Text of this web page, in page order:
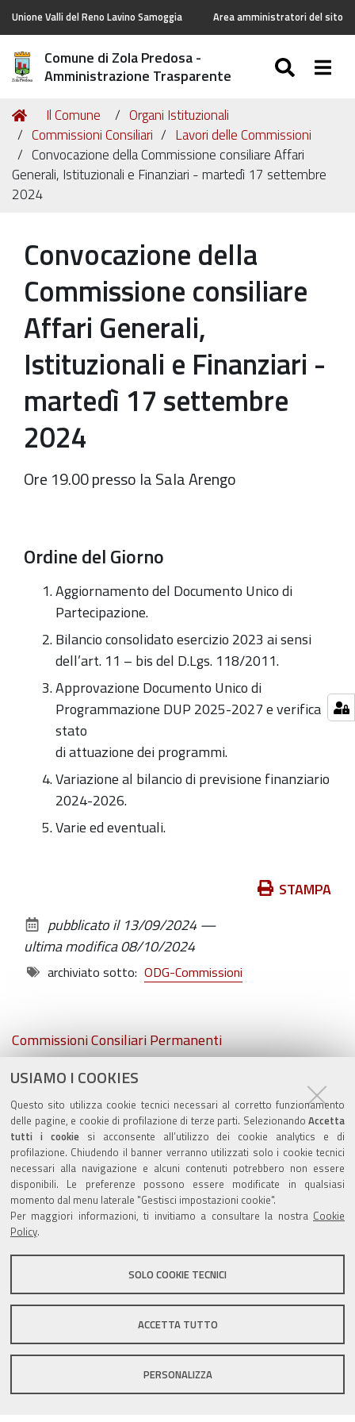
USIAMO I COOKIES
Questo sito utilizza cookie tecnici necessari al corretto funzionamento
delle pagine, e cookie di profilazione di terze parti. Selezionando Accetta
tutti i cookiesi acconsente all’utilizzo dei cookie analytics e di
profilazione. Chiudendo il banner verranno utilizzati solo i cookie tecnici
necessari alla navigazione e alcuni contenuti potrebbero non essere
disponibili. Le preferenze possono essere modificate in qualsiasi
momento dal menu laterale "Gestisci impostazioni cookie".
Per maggiori informazioni, ti invitiamo a consultare la nostra Cookie
Policy.
SOLO COOKIE TECNICI
ACCETTA TUTTO
PERSONALIZZA
Unione Valli del Reno Lavino Samoggia Area amministratori del sito
Comune di Zola Predosa -
Amministrazione Trasparente
Tu
sei
qui:
Home
Il Comune
Organi Istituzionali
Commissioni Consiliari
Lavori delle Commissioni
Convocazione della Commissione consiliare Affari
Generali, Istituzionali e Finanziari - martedì 17 settembre
2024
Convocazione della
Commissione consiliare
Affari Generali,
Istituzionali e Finanziari -
martedì 17 settembre
2024
Ore 19.00 presso la Sala Arengo
Ordine del Giorno
Aggiornamento del Documento Unico di
Partecipazione.
Bilancio consolidato esercizio 2023 ai sensi
dell’art. 11 – bis del D.Lgs. 118/2011.
Approvazione Documento Unico di
Programmazione DUP 2025-2027 e verifica
stato
di attuazione dei programmi.
Variazione al bilancio di previsione finanziario
2024-2026.
Varie ed eventuali.
documento
STAMPA
pubblicato il 13/09/2024—
ultima modifica08/10/2024
archiviato sotto: ODG-Commissioni
Navigazione
Commissioni Consiliari Permanenti
Commissione Elettorale comunale
Lavori delle Commissioni
Valuta questo sito
Sito istituzionale Comune di Zola Predosa